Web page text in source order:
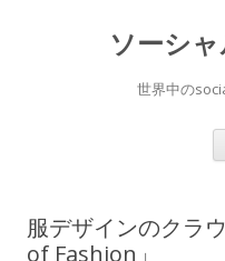
ソーシ
世界中の
服デザインのクラ
of Fashion」